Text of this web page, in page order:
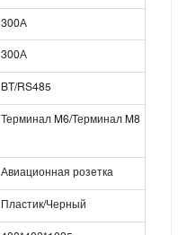
300А
300А
BT/RS485
Терминал M6/Терминал M8
Авиационная розетка
Пластик/Черный